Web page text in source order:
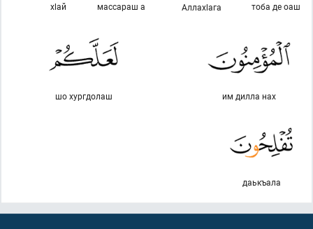
тоба де оаш
Аллахlага
массараш а
хlай
им дилла нах
шо хургдолаш
даькъала